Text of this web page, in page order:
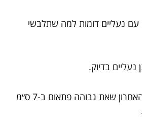
עם נעליים דומות למה שתלבשי
נעליים בדיוק.
רק שלא תגלי ברגע האחרון שאת גבוהה פתאום ב-7 ס״מ